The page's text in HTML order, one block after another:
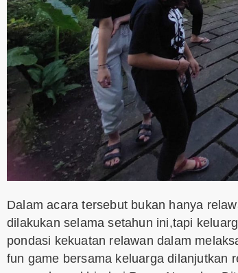
Dalam acara tersebut bukan hanya
dilakukan selama setahun ini,tapi
pondasi kekuatan relawan dalam
fun game bersama keluarga dilanjutkan